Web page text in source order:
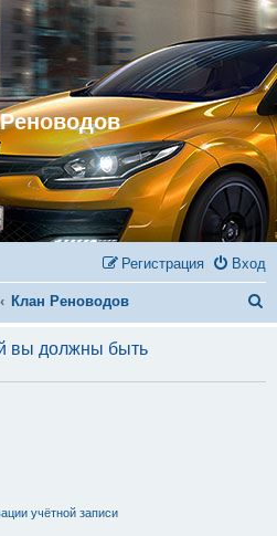
Вход
Регистрация
Клан Реноводов
вы должны быть
учётной записи